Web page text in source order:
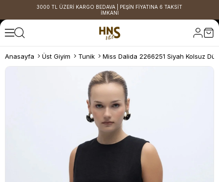
3000 TL ÜZERİ KARGO BEDAVA | PEŞİN FİYATINA 6 TAKSİT
İMKANI
Anasayfa Üst Giyim Tunik